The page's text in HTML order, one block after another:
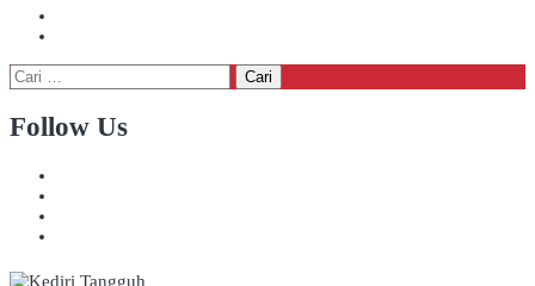
Cari
untuk:
Follow Us